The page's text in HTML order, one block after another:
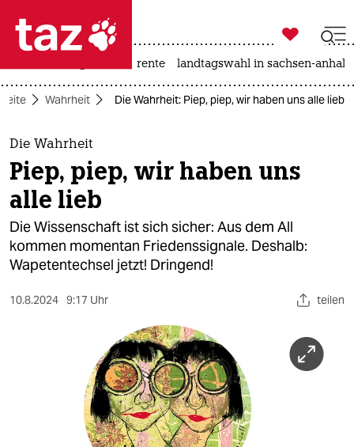
 taz zahl ich
taz zahl ich
themen
politik
öko
gesellschaft

taz zahl ich
rente landtagswahl in sachsen-anhalt
Wahrheit Die Wahrheit: Piep, piep, wir haben uns alle lieb
Die Wahrheit
Piep, piep, wir haben uns
alle lieb
Die Wissenschaft ist sich sicher: Aus dem All
kommen momentan Friedenssignale. Deshalb:
Wapetentechsel jetzt! Dringend!
10.8.2024 9:17 Uhr teilen